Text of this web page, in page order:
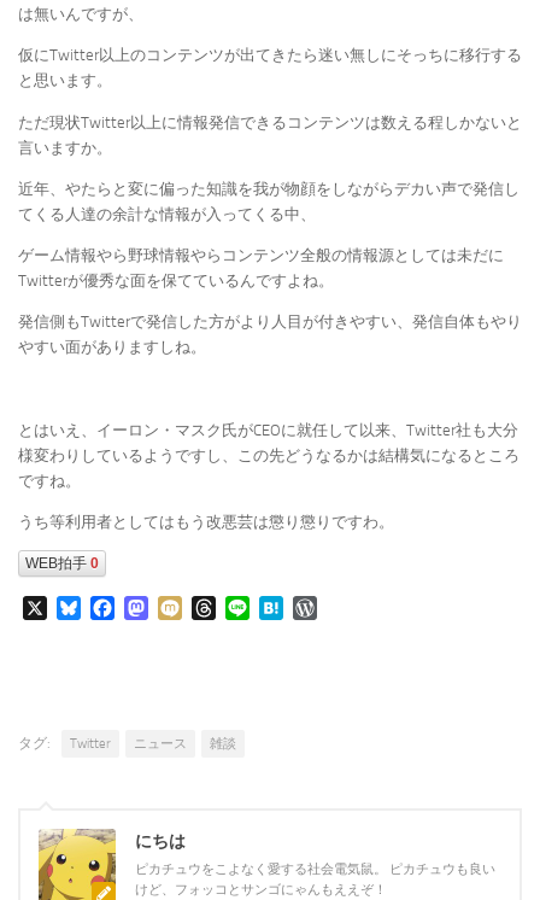
は無いんですが、
仮にTwitter以上のコンテンツが出てきたら迷い無しにそっちに移行する
と思います。
ただ現状Twitter以上に情報発信できるコンテンツは数える程しかないと
言いますか。
近年、やたらと変に偏った知識を我が物顔をしながらデカい声で発信し
てくる人達の余計な情報が入ってくる中、
ゲーム情報やら野球情報やらコンテンツ全般の情報源としては未だに
Twitterが優秀な面を保てているんですよね。
発信側もTwitterで発信した方がより人目が付きやすい、発信自体もやり
やすい面がありますしね。
とはいえ、イーロン・マスク氏がCEOに就任して以来、Twitter社も大分
様変わりしているようですし、この先どうなるかは結構気になるところ
ですね。
うち等利用者としてはもう改悪芸は懲り懲りですわ。
WEB拍手 0
BlueskyFacebookMastodon
Mixi Threads
Line Hatena
タグ: Twitter ニュース 雑談
にちは
ピカチュウをこよなく愛する社会電気鼠。 ピカチュウも良い
けど、フォッコとサンゴにゃんもええぞ！